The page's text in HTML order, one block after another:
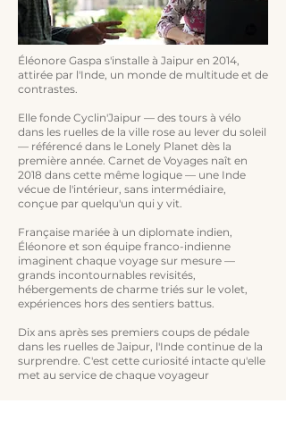
Éléonore Gaspa s'installe à Jaipur en 2014,
attirée par l'Inde, un monde de multitude et de
contrastes.
Elle fonde Cyclin'Jaipur — des tours à vélo
dans les ruelles de la ville rose au lever du soleil
— référencé dans le Lonely Planet dès la
première année. Carnet de Voyages naît en
2018 dans cette même logique — une Inde
vécue de l'intérieur, sans intermédiaire,
conçue par quelqu'un qui y vit.
Française mariée à un diplomate indien,
Éléonore et son équipe franco-indienne
imaginent chaque voyage sur mesure —
grands incontournables revisités,
hébergements de charme triés sur le volet,
expériences hors des sentiers battus.
Dix ans après ses premiers coups de pédale
dans les ruelles de Jaipur, l'Inde continue de la
surprendre. C'est cette curiosité intacte qu'elle
met au service de chaque voyageur